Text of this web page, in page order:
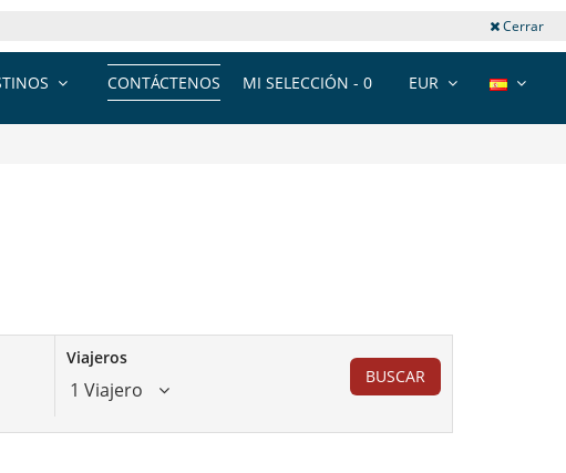
Cerrar
EUR
MI SELECCIÓN - 0
CONTÁCTENOS
Viajeros
1 Viajero
BUSCAR